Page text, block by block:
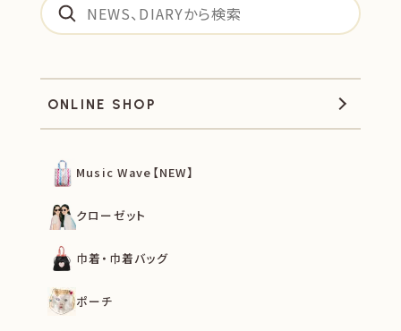
ONLINE SHOP
Music Wave【NEW】
クローゼット
巾着・巾着バッグ
ポーチ